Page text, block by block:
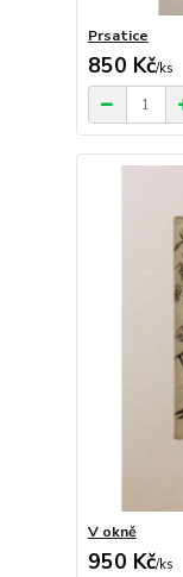
Prsatice
850 Kč/ks
V okně
950 Kč/ks